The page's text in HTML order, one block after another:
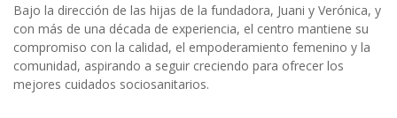
Bajo la dirección de las hijas de la fundadora, Juani y Verónica, y
con más de una década de experiencia, el centro mantiene su
compromiso con la calidad, el empoderamiento femenino y la
comunidad, aspirando a seguir creciendo para ofrecer los
mejores cuidados sociosanitarios.